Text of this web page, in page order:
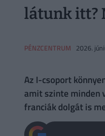
látunk itt?
PÉNZCENTRUM 2026.
Az I-csoport
amit szinte minden
franciák dolgát is